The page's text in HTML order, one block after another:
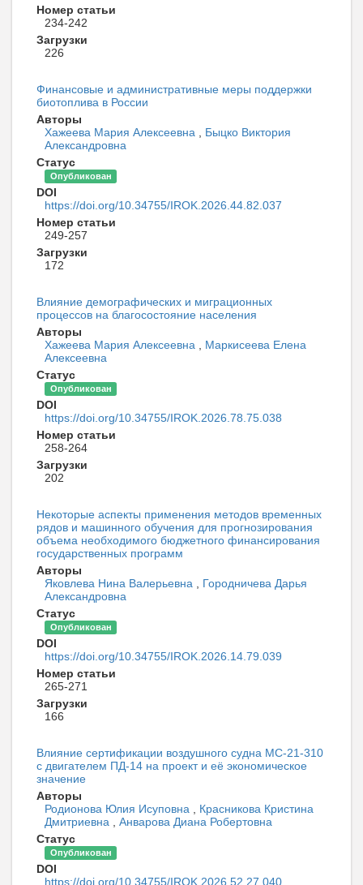
Номер статьи
234-242
Загрузки
226
Финансовые и административные меры поддержки
биотоплива в России
Авторы
Хажеева Мария Алексеевна
Быцко Виктория
Александровна
Статус
Опубликован
DOI
https://doi.org/10.34755/IROK.2026.44.82.037
Номер статьи
249-257
Загрузки
172
Влияние демографических и миграционных
процессов на благосостояние населения
Авторы
Хажеева Мария Алексеевна
Маркисеева Елена
Алексеевна
Статус
Опубликован
DOI
https://doi.org/10.34755/IROK.2026.78.75.038
Номер статьи
258-264
Загрузки
202
Некоторые аспекты применения методов временных
рядов и машинного обучения для прогнозирования
объема необходимого бюджетного финансирования
государственных программ
Авторы
Яковлева Нина Валерьевна
Городничева Дарья
Александровна
Статус
Опубликован
DOI
https://doi.org/10.34755/IROK.2026.14.79.039
Номер статьи
265-271
Загрузки
166
Влияние сертификации воздушного судна МС-21-310
с двигателем ПД-14 на проект и её экономическое
значение
Авторы
Родионова Юлия Исуповна
Красникова Кристина
Дмитриевна
Анварова Диана Робертовна
Статус
Опубликован
DOI
https://doi.org/10.34755/IROK.2026.52.27.040